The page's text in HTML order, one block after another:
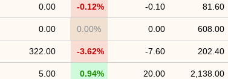
81.60
-0.10
-0.12%
0.00
608.00
0.00
0.00%
0.00
202.40
-7.60
-3.62%
322.00
2,138.00
20.00
0.94%
5.00